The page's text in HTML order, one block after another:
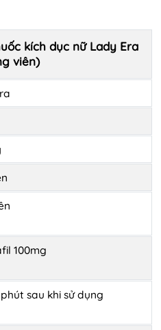
kích dục nữ Lady Era
viên)
100mg
sau khi sử dụng